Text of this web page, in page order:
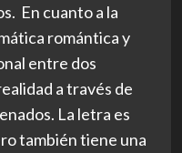
En cuanto a la
romántica y
entre dos
a través de
La letra es
también tiene una